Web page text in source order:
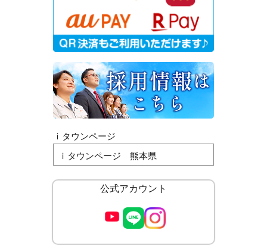
ｉタウンページ
ｉタウンページ 熊本県
公式アカウント